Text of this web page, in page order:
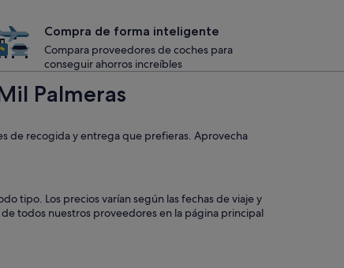
Compra de forma inteligente
Compara proveedores de coches para
conseguir ahorros increíbles
Palmeras
de recogida y entrega que prefieras. Aprovecha
tipo. Los precios varían según las fechas de viaje y
todos nuestros proveedores en la página principal